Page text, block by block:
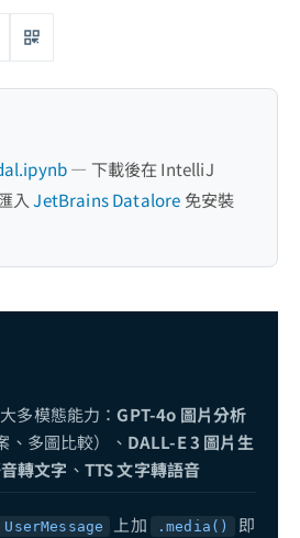
Spring AI 第十講：Spring Boot 專案整合——從 Notebook 到正式應用
Spring AI 第十一講：企業級 RAG 系統——PGVector、權限管控與生產監控
— 下載後在 IntelliJ
入JetBrains Datalore 免安裝
多模態能力：GPT-4o 圖片分析
、多圖比較）、 DALL-E 3 圖片生
轉文字 、 TTS 文字轉語音
UserMessage 上加 .media()
即